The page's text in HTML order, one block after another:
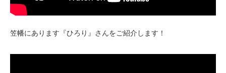
笠幡にあります『ひろり』さんをご紹介します！